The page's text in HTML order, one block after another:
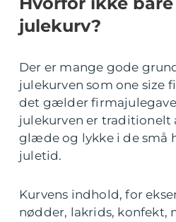
julekurv?
Der er mange gode
julekurven som one size
det gælder
julekurven er traditionelt
glæde og lykke i de små
juletid.
Kurvens indhold, for
nødder, lakrids, konfekt,